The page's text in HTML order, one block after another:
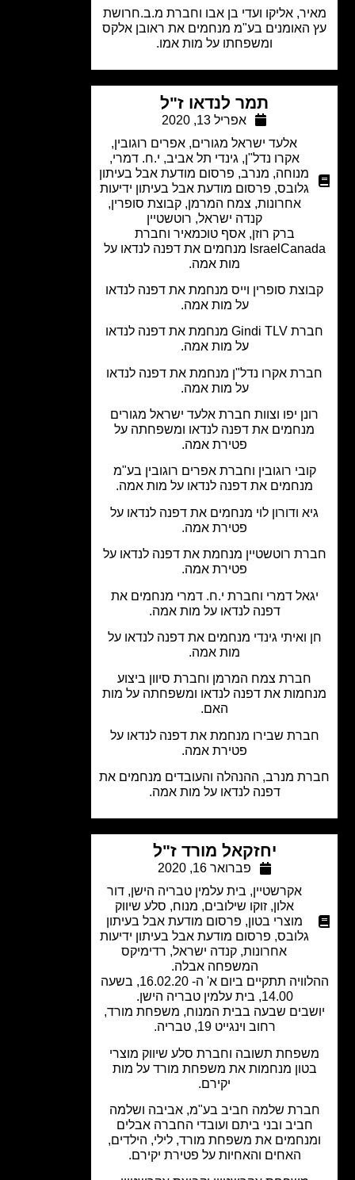
אליקו ועדי בן אבו וחברת מ.ב.חרושת
האומנים בע"מ מנחמים את ראובן אלקס
ומשפחתו על מות אמו.
תמר לנדאו ז"ל
אפריל 13, 2020
אלעד ישראל מגורים,אפרים רוגובין,
אקרו נדל"ן,גינדי תל אביב,י.ח. דמרי,
מנוחה
מנרב,פרסום מודעת אבל בעיתון
גלובס
פרסום מודעת אבל בעיתון ידיעות
אחרונות,צמח המרמן,קבוצת סופרין,
קנדה ישראל, רוטשטיין
ברק רוזן, אסף טוכמאיר וחברת
IsraelCanada מנחמים את דפנה לנדאו על
מות אמה.
סופרין וייס מנחמת את דפנה לנדאו
על מות אמה.
חברת Gindi TLV מנחמת את דפנה לנדאו
על מות אמה.
אקרו נדל"ן מנחמת את דפנה לנדאו
על מות אמה.
יפו וצוות חברת אלעד ישראל מגורים
את דפנה לנדאו ומשפחתה על
פטירת אמה.
רוגובין וחברת אפרים רוגובין בע"מ
מנחמים את דפנה לנדאו על מות אמה.
ודורון לוי מנחמים את דפנה לנדאו על
פטירת אמה.
רוטשטיין מנחמת את דפנה לנדאו על
פטירת אמה.
דמרי וחברת י.ח. דמרי מנחמים את
דפנה לנדאו על מות אמה.
ואיתי גינדי מנחמים את דפנה לנדאו על
מות אמה.
חברת צמח המרמן וחברת סיוון ביצוע
את דפנה לנדאו ומשפחתה על מות
שבירו מנחמת את דפנה לנדאו על
פטירת אמה.
מנרב, ההנהלה והעובדים מנחמים את
דפנה לנדאו על מות אמה.
יחזקאל מורד ז"ל
פברואר 16, 2020
אקרשטיין,בית עלמין טבריה הישן,דור
זוקו שילובים,מנוח,סלע שיווק
מוצרי בטון,פרסום מודעת אבל בעיתון
פרסום מודעת אבל בעיתון ידיעות
אחרונות,קנדה ישראל, רדימיקס
המשפחה אבלה.
ההלוויה תתקיים ביום א' ה- 16.02.20, בשעה
שבעה בבית המנוח, משפחת מורד,
רחוב וינגייט 19, טבריה.
תשובה וחברת סלע שיווק מוצרי
מנחמות את משפחת מורד על מות
שלמה חביב בע"מ, אביבה ושלמה
חביב ובני ביתם ועובדי החברה אבלים
את משפחת מורד, לילי, הילדים,
האחים והאחיות על פטירת יקירם.